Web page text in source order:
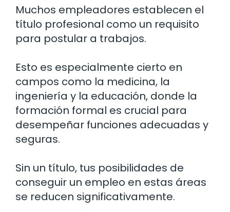
Muchos empleadores establecen el
título profesional como un requisito
para postular a trabajos.
Esto es especialmente cierto en
campos como la medicina, la
ingeniería y la educación, donde la
formación formal es crucial para
desempeñar funciones adecuadas y
seguras.
Sin un título, tus posibilidades de
conseguir un empleo en estas áreas
se reducen significativamente.